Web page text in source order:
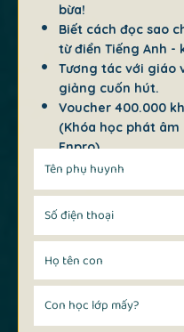
bừa!
Biết cách đọc sao
từ điển Tiếng Anh -
Tương tác với giáo
giảng cuốn hút.
Voucher 400.000
(Khóa học phát âm
Enpro)